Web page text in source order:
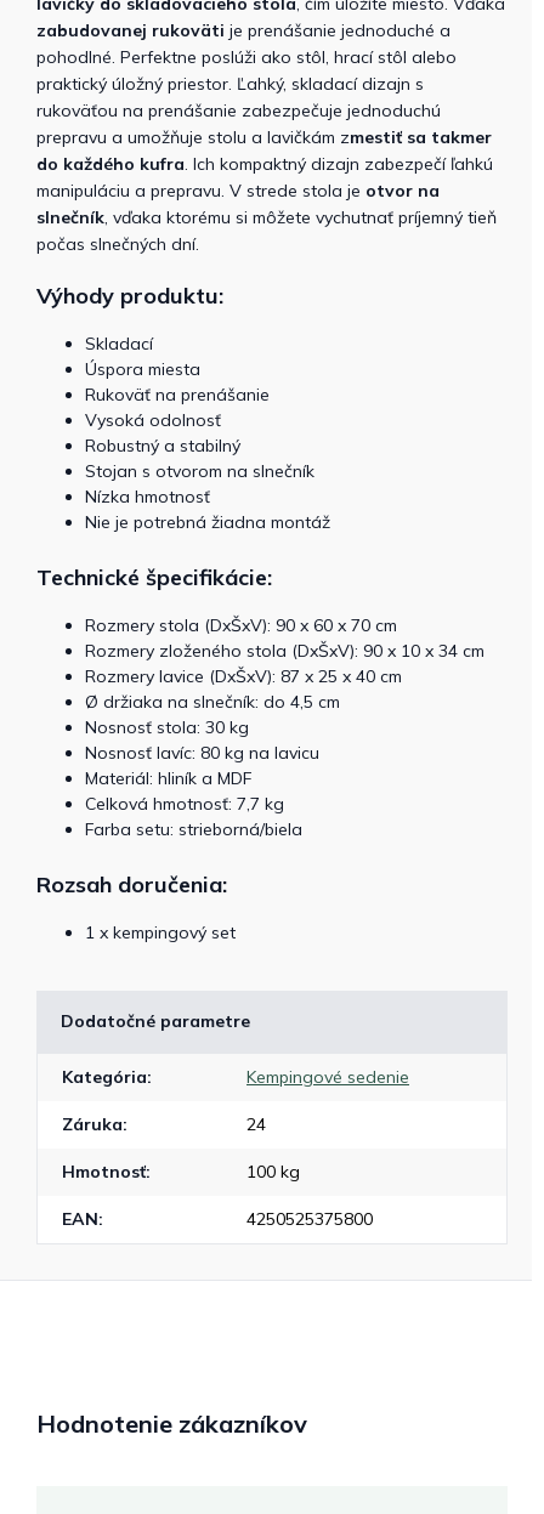
zabudovanej rukoväti je prenášanie jednoduché a
pohodlné. Perfektne poslúži ako stôl, hrací stôl alebo
praktický úložný priestor. Ľahký, skladací dizajn s
rukoväťou na prenášanie zabezpečuje jednoduchú
prepravu a umožňuje stolu a lavičkám zmestiť sa takmer
do každého kufra. Ich kompaktný dizajn zabezpečí ľahkú
manipuláciu a prepravu. V strede stola je otvor na
slnečník, vďaka ktorému si môžete vychutnať príjemný tieň
počas slnečných dní.
Výhody produktu:
Skladací
Úspora miesta
Rukoväť na prenášanie
Vysoká odolnosť
Robustný a stabilný
Stojan s otvorom na slnečník
Nízka hmotnosť
Nie je potrebná žiadna montáž
Technické špecifikácie:
Rozmery stola (DxŠxV): 90 x 60 x 70 cm
Rozmery zloženého stola (DxŠxV): 90 x 10 x 34 cm
Rozmery lavice (DxŠxV): 87 x 25 x 40 cm
Ø držiaka na slnečník: do 4,5 cm
Nosnosť stola: 30 kg
Nosnosť lavíc: 80 kg na lavicu
Materiál: hliník a MDF
Celková hmotnosť: 7,7 kg
Farba setu: strieborná/biela
Rozsah doručenia:
1 x kempingový set
Dodatočné parametre
Kategória: Kempingové sedenie
Záruka: 24
Hmotnosť: 100 kg
EAN: 4250525375800
Hodnotenie zákazníkov